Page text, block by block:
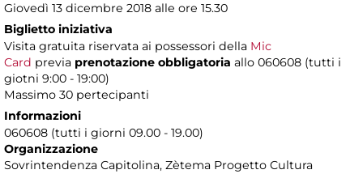
Giovedì 13 dicembre 2018 alle ore 15.30
Biglietto iniziativa
Visita gratuita riservata ai possessori della Mic
Card previa prenotazione obbligatoria allo 060608 (tutti i
giotni 9:00 - 19:00)
Massimo 30 pertecipanti
Informazioni
060608 (tutti i giorni 09.00 - 19.00)
Organizzazione
Sovrintendenza Capitolina, Zètema Progetto Cultura